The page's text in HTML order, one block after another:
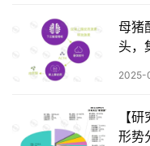
母猪
头，
2025-
【
形势